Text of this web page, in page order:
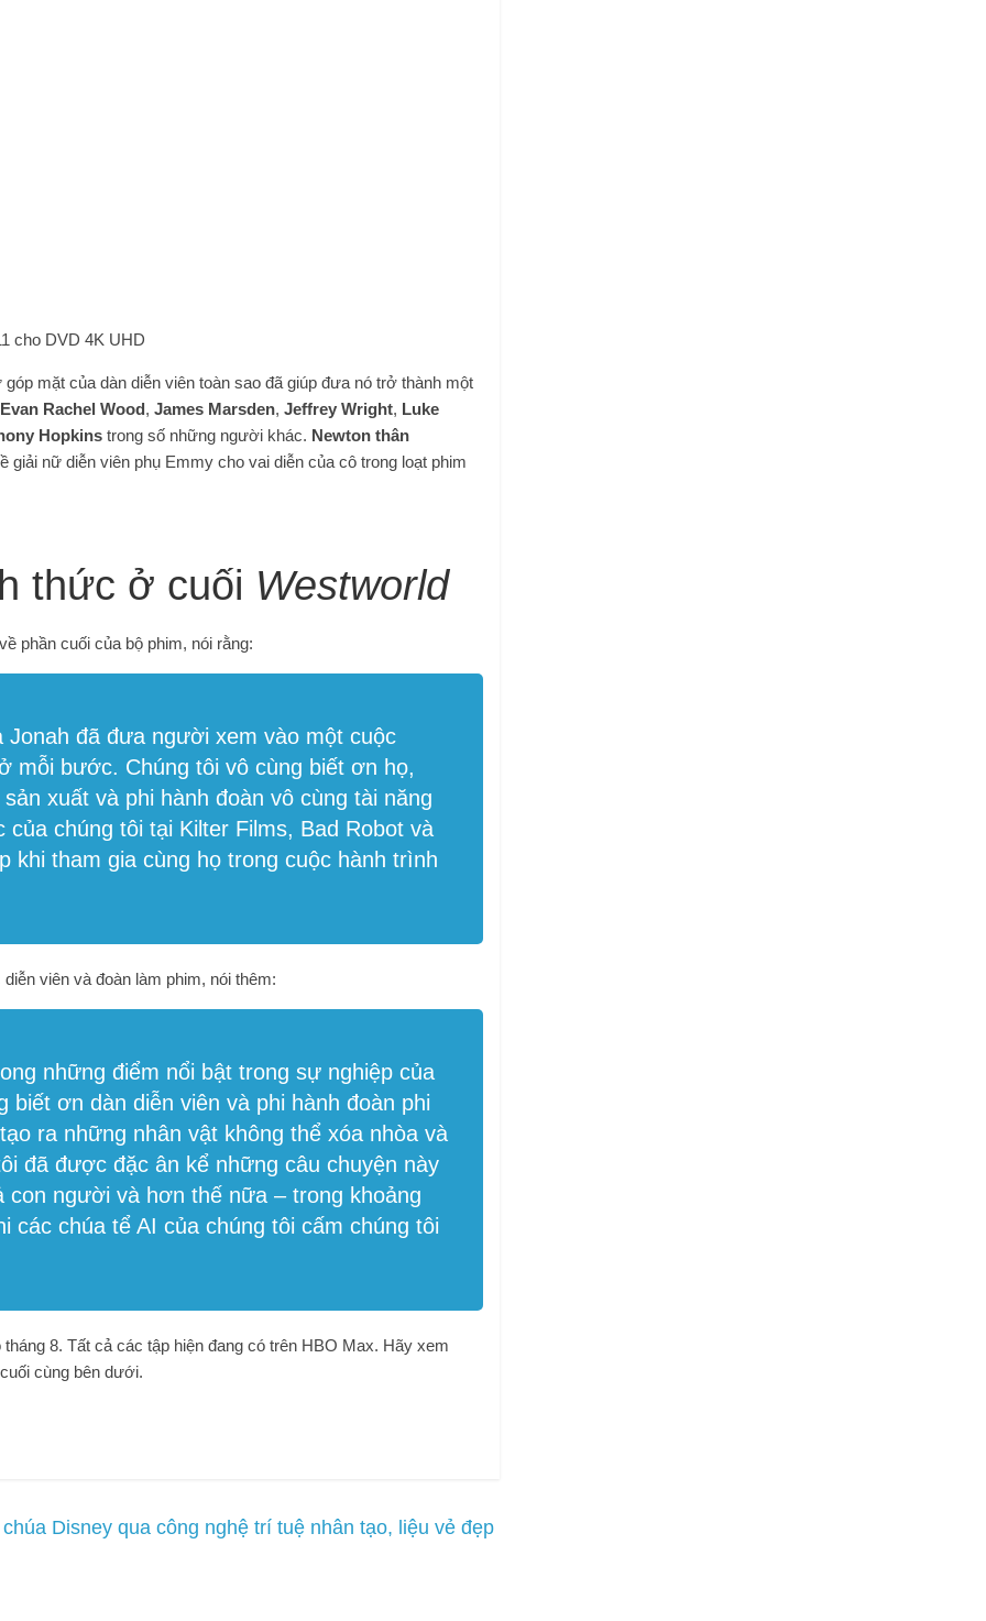
cho DVD 4K UHD
mặt của dàn diễn viên toàn sao đã giúp đưa nó trở thành một
Evan Rachel Wood, James Marsden, Jeffrey Wright, Luke
Hopkins trong số những người khác. Newton thân
giải nữ diễn viên phụ Emmy cho vai diễn của cô trong loạt phim
thức ở cuối Westworld
phần cuối của bộ phim, nói rằng:
Jonah đã đưa người xem vào một cuộc
mỗi bước. Chúng tôi vô cùng biết ơn họ,
xuất và phi hành đoàn vô cùng tài năng
chúng tôi tại Kilter Films, Bad Robot và
khi tham gia cùng họ trong cuộc hành trình
viên và đoàn làm phim, nói thêm:
những điểm nổi bật trong sự nghiệp của
biết ơn dàn diễn viên và phi hành đoàn phi
ra những nhân vật không thể xóa nhòa và
đã được đặc ân kể những câu chuyện này
người và hơn thế nữa – trong khoảng
các chúa tể AI của chúng tôi cấm chúng tôi
8. Tất cả các tập hiện đang có trên HBO Max. Hãy xem
cùng bên dưới.
Disney qua công nghệ trí tuệ nhân tạo, liệu vẻ đẹp